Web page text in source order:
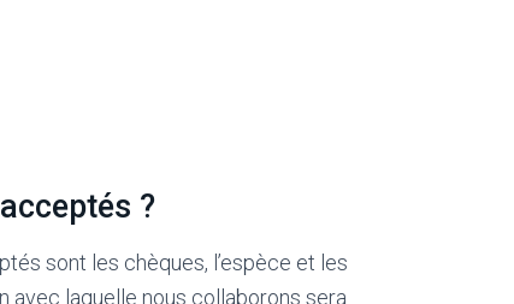
?
sont les chèques, l’espèce et les
avec laquelle nous collaborons sera